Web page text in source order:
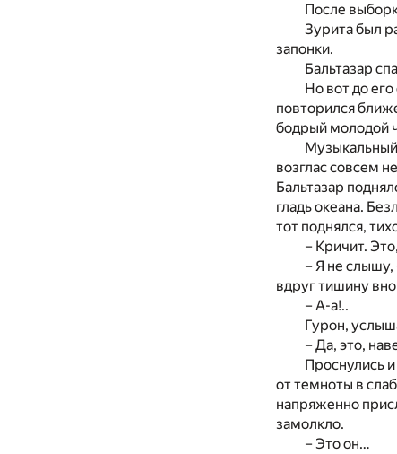
После
Зурита был
запонки.
Бальтазар
Но вот до
повторился
бодрый молодой
Музыкальный
возглас совсем
Бальтазар
гладь океана.
тот поднялся,
– Кричит.
– Я не слышу,
вдруг тишину
– А-а!..
Гурон,
– Да, это,
Проснулись
от темноты в
напряженно
замолкло.
– Это он…